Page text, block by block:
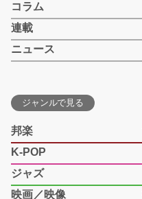
コラム
連載
ニュース
ジャンルで見る
邦楽
K-POP
ジャズ
映画／映像